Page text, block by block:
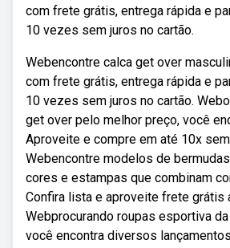
com frete grátis, entrega rápida e
10 vezes sem juros no cartão.
Webencontre calca get over
com frete grátis, entrega rápida e
10 vezes sem juros no cartão.
get over pelo melhor preço, você
Aproveite e compre em até 10x
Webencontre modelos de
cores e estampas que combinam
Confira lista e aproveite frete grátis
Webprocurando roupas esportiva
você encontra diversos